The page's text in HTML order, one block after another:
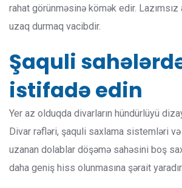
rahat görünməsinə kömək edir.
uzaq durmaq vacibdir.
Şaquli
istifadə edin
Yer az olduqda divarların hündürlüyü
Divar rəfləri, şaquli saxlama sistemləri
uzanan dolablar döşəmə sahəsini boş
daha geniş hiss olunmasına şərait yaradır.